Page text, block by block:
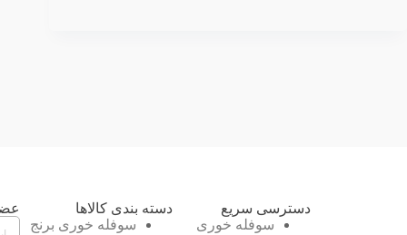
دسته بندی کالاها
سوفله خوری برنج
دسترسی سریع
سوفله خوری